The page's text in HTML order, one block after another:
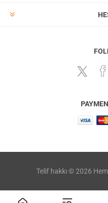
Telif hakkı © 2026